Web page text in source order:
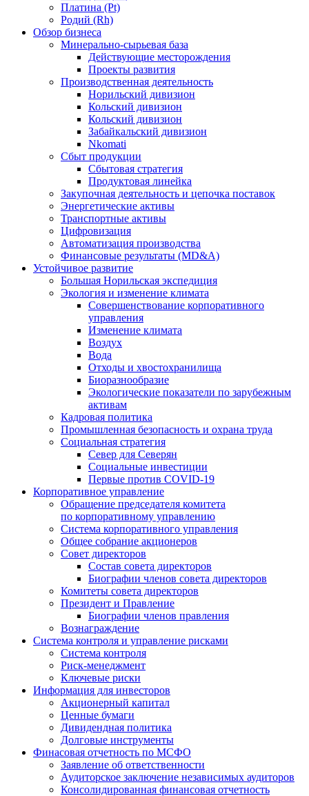
Платина (Pt)
Родий (Rh)
Обзор бизнеса
Минерально-сырьевая база
Действующие месторождения
Проекты развития
Производственная деятельность
Норильский дивизион
Кольский дивизион
Кольский дивизион
Забайкальский дивизион
Nkomati
Сбыт продукции
Сбытовая стратегия
Продуктовая линейка
Закупочная деятельность и цепочка поставок
Энергетические активы
Транспортные активы
Цифровизация
Автоматизация производства
Финансовые результаты (MD&A)
Устойчивое развитие
Большая Норильская экспедиция
Экология и изменение климата
Совершенствование корпоративного
управления
Изменение климата
Воздух
Вода
Отходы и хвостохранилища
Биоразнообразие
Экологические показатели по зарубежным
активам
Кадровая политика
Промышленная безопасность и охрана труда
Социальная стратегия
Север для Северян
Социальные инвестиции
Первые против COVID‑19
Корпоративное управление
Обращение председателя комитета
по корпоративному управлению
Система корпоративного управления
Общее собрание акционеров
Совет директоров
Состав совета директоров
Биографии членов совета директоров
Комитеты совета директоров
Президент и Правление
Биографии членов правления
Вознаграждение
Система контроля и управление рисками
Система контроля
Риск-менеджмент
Ключевые риски
Информация для инвесторов
Акционерный капитал
Ценные бумаги
Дивидендная политика
Долговые инструменты
Финасовая отчетность по МСФО
Заявление об ответственности
Аудиторское заключение независимых аудиторов
Консолидированная финансовая отчетность